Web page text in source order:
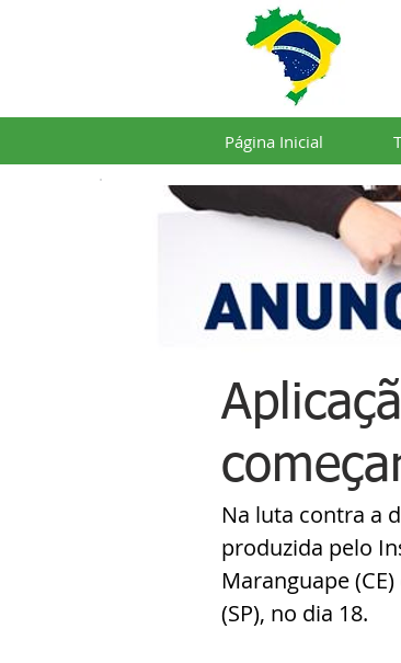
Página Inicial
Na luta contra a
produzida pelo
Maranguape
(SP), no dia 18.